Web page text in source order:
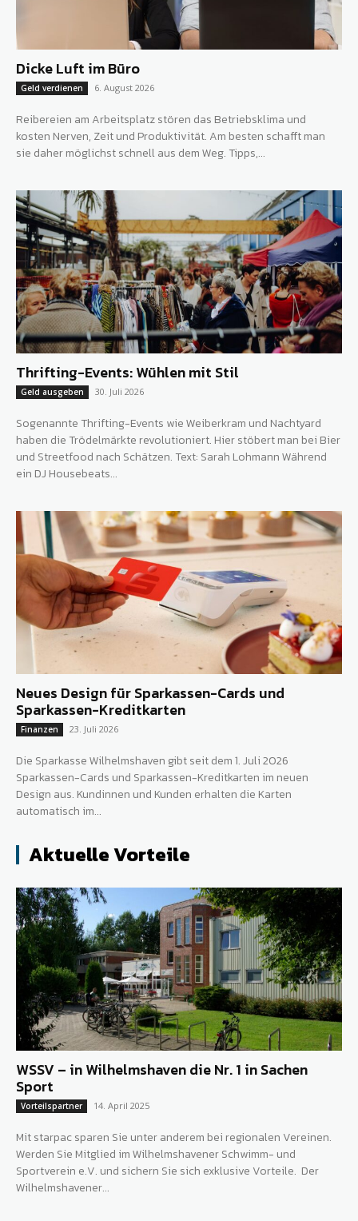
Dicke Luft im Büro
Geld verdienen 6. August 2026
Reibereien am Arbeitsplatz stören das Betriebsklima und
kosten Nerven, Zeit und Produktivität. Am besten schafft man
sie daher möglichst schnell aus dem Weg. Tipps,...
Thrifting-Events: Wühlen mit Stil
Geld ausgeben 30. Juli 2026
Sogenannte Thrifting-Events wie Weiberkram und Nachtyard
haben die Trödelmärkte revolutioniert. Hier stöbert man bei Bier
und Streetfood nach Schätzen. Text: Sarah Lohmann Während
ein DJ Housebeats...
Neues Design für Sparkassen-Cards und
Sparkassen-Kreditkarten
Finanzen 23. Juli 2026
Die Sparkasse Wilhelmshaven gibt seit dem 1. Juli 2026
Sparkassen-Cards und Sparkassen-Kreditkarten im neuen
Design aus. Kundinnen und Kunden erhalten die Karten
automatisch im...
Aktuelle Vorteile
WSSV – in Wilhelmshaven die Nr. 1 in Sachen
Sport
Vorteilspartner 14. April 2025
Mit starpac sparen Sie unter anderem bei regionalen Vereinen.
Werden Sie Mitglied im Wilhelmshavener Schwimm- und
Sportverein e.V. und sichern Sie sich exklusive Vorteile. Der
Wilhelmshavener...